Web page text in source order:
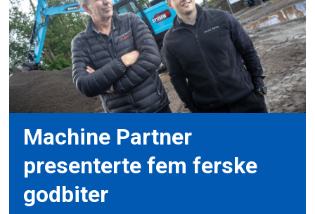
Machine Partner
presenterte fem ferske
godbiter